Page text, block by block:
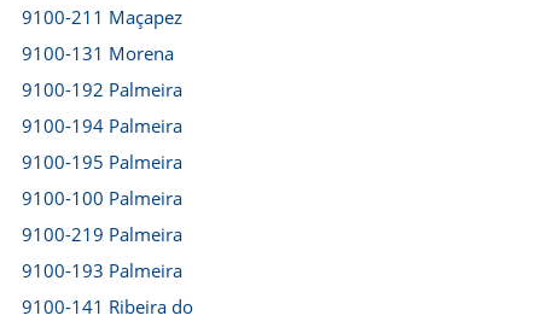
9100-211 Maçapez
9100-131 Morena
9100-192 Palmeira
9100-194 Palmeira
9100-195 Palmeira
9100-100 Palmeira
9100-219 Palmeira
9100-193 Palmeira
9100-141 Ribeira do